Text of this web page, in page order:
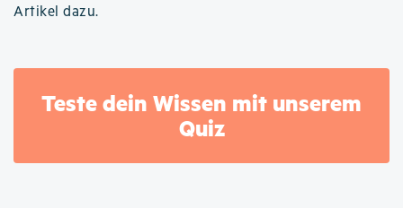
Artikel dazu.
Teste dein Wissen mit unserem
Quiz